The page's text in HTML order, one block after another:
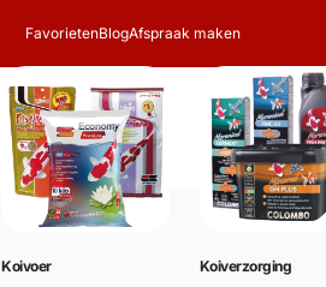
FavorietenBlogAfspraak maken
Zoeken
Koivoer Koiverzorging